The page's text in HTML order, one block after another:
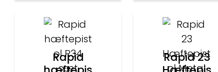
Rapid
Rapid 23